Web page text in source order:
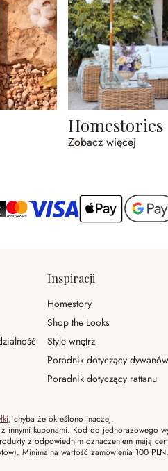
Homestories
Zobacz więcej
Inspiracji
Homestory
Shop the Looks
Style wnętrz
Poradnik dotyczący dywanów
Poradnik dotyczący rattanu
, chyba że określono inaczej.
innymi kuponami. Kod do
z odpowiednim oznaczeniem mają
Minimalna wartość zamówienia 100